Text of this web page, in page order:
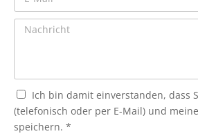
Ich bin damit einverstanden, dass
(telefonisch oder per E-Mail) und
speichern. *